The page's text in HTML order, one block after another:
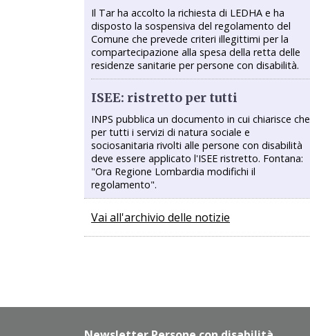
Il Tar ha accolto la richiesta di LEDHA e ha
disposto la sospensiva del regolamento del
Comune che prevede criteri illegittimi per la
compartecipazione alla spesa della retta delle
residenze sanitarie per persone con disabilità.
ISEE: ristretto per tutti
INPS pubblica un documento in cui chiarisce che
per tutti i servizi di natura sociale e
sociosanitaria rivolti alle persone con disabilità
deve essere applicato l'ISEE ristretto. Fontana:
"Ora Regione Lombardia modifichi il
regolamento".
Vai all'archivio delle notizie